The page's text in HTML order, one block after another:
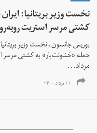
نخست وزیر بریتانیا:
کشتی مرسر استریت
بوریس جانسون، نخست وزیر
مرداد...
۱۱ مرداد ۱۴۰۰